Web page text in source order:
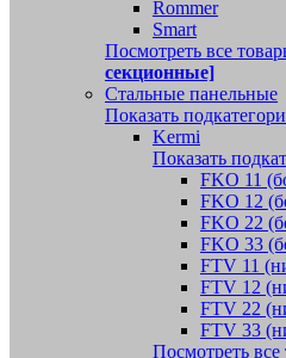
Rommer
Smart
Посмотреть все
секционные]
Стальные панельные
Показать
Kermi
Показать
FKO 11
FKO 12
FKO 22
FKO 33
FTV 11
FTV 12
FTV 22
FTV 33
Посмотреть все